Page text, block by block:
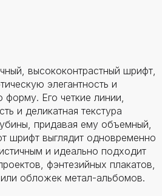
высококонтрастный шрифт,
элегантность и
Его четкие линии,
и деликатная текстура
придавая ему объемный,
шрифт выглядит одновременно
и идеально подходит
фэнтезийных плакатов,
обложек метал-альбомов.